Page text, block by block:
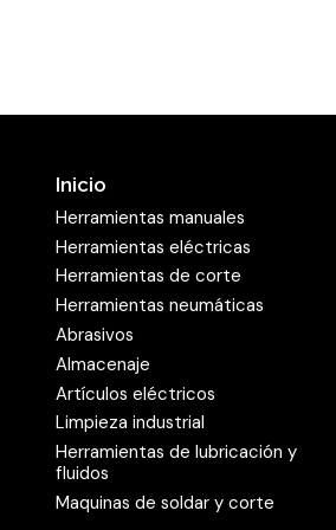
Inicio
Herramientas manuales
Herramientas eléctricas
Herramientas de corte
Herramientas neumáticas
Abrasivos
Almacenaje
Artículos eléctricos
Limpieza industrial
Herramientas de lubricación y
fluidos
Maquinas de soldar y corte